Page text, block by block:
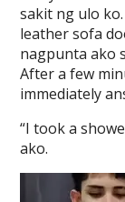
sakit ng ulo
leather sofa
nagpunta ako
After a few
immediately
“I took a
ako.